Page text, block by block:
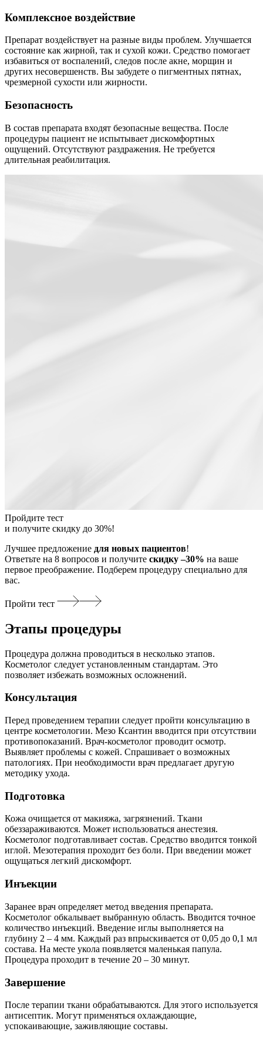
Комплексное воздействие
Препарат воздействует на разные виды проблем. Улучшается
состояние как жирной, так и сухой кожи. Средство помогает
избавиться от воспалений, следов после акне, морщин и
других несовершенств. Вы забудете о пигментных пятнах,
чрезмерной сухости или жирности.
Безопасность
В состав препарата входят безопасные вещества. После
процедуры пациент не испытывает дискомфортных
ощущений. Отсутствуют раздражения. Не требуется
длительная реабилитация.
Пройдите тест
и получите скидку до 30%!
Лучшее предложение для новых пациентов!
Ответьте на 8 вопросов и получите скидку –30% на ваше
первое преображение. Подберем процедуру специально для
вас.
Пройти тест
Этапы процедуры
Процедура должна проводиться в несколько этапов.
Косметолог следует установленным стандартам. Это
позволяет избежать возможных осложнений.
Консультация
Перед проведением терапии следует пройти консультацию в
центре косметологии. Мезо Ксантин вводится при отсутствии
противопоказаний. Врач-косметолог проводит осмотр.
Выявляет проблемы с кожей. Спрашивает о возможных
патологиях. При необходимости врач предлагает другую
методику ухода.
Подготовка
Кожа очищается от макияжа, загрязнений. Ткани
обеззараживаются. Может использоваться анестезия.
Косметолог подготавливает состав. Средство вводится тонкой
иглой. Мезотерапия проходит без боли. При введении может
ощущаться легкий дискомфорт.
Инъекции
Заранее врач определяет метод введения препарата.
Косметолог обкалывает выбранную область. Вводится точное
количество инъекций. Введение иглы выполняется на
глубину 2 – 4 мм. Каждый раз впрыскивается от 0,05 до 0,1 мл
состава. На месте укола появляется маленькая папула.
Процедура проходит в течение 20 – 30 минут.
Завершение
После терапии ткани обрабатываются. Для этого используется
антисептик. Могут применяться охлаждающие,
успокаивающие, заживляющие составы.